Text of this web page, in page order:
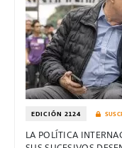
EDICIÓN 2124
LA POLÍTICA